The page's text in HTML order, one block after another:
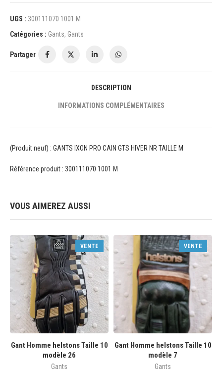
UGS : 300111070 1001 M
Catégories : Gants, Gants
Partager
DESCRIPTION
INFORMATIONS COMPLÉMENTAIRES
(Produit neuf) : GANTS IXON PRO CAIN GTS HIVER NR TAILLE M
Référence produit : 300111070 1001 M
VOUS AIMEREZ AUSSI
VENTE
Gant Homme helstons Taille 10
modèle 26
Gants
VENTE
Gant Homme helstons Taille 10
modèle 7
Gants